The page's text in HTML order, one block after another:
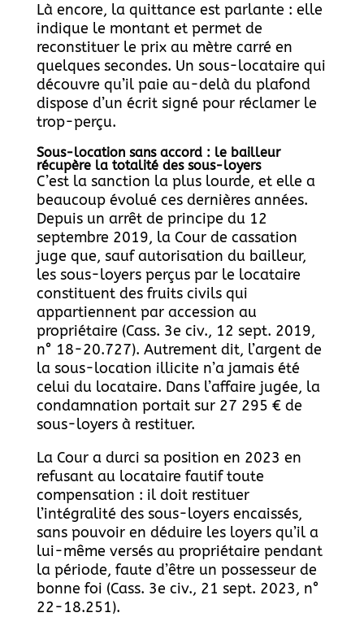
Là encore, la quittance est parlante : elle
indique le montant et permet de
reconstituer le prix au mètre carré en
quelques secondes. Un sous-locataire qui
découvre qu’il paie au-delà du plafond
dispose d’un écrit signé pour réclamer le
trop-perçu.
Sous-location sans accord : le bailleur
récupère la totalité des sous-loyers
C’est la sanction la plus lourde, et elle a
beaucoup évolué ces dernières années.
Depuis un arrêt de principe du 12
septembre 2019, la Cour de cassation
juge que, sauf autorisation du bailleur,
les sous-loyers perçus par le locataire
constituent des fruits civils qui
appartiennent par accession au
propriétaire (Cass. 3e civ., 12 sept. 2019,
n° 18-20.727). Autrement dit, l’argent de
la sous-location illicite n’a jamais été
celui du locataire. Dans l’affaire jugée, la
condamnation portait sur 27 295 € de
sous-loyers à restituer.
La Cour a durci sa position en 2023 en
refusant au locataire fautif toute
compensation : il doit restituer
l’intégralité des sous-loyers encaissés,
sans pouvoir en déduire les loyers qu’il a
lui-même versés au propriétaire pendant
la période, faute d’être un possesseur de
bonne foi (Cass. 3e civ., 21 sept. 2023, n°
22-18.251).